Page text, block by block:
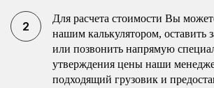
Для расчета стоимости Вы
нашим калькулятором, оставить
или позвонить напрямую
утверждения цены наши
подходящий грузовик и